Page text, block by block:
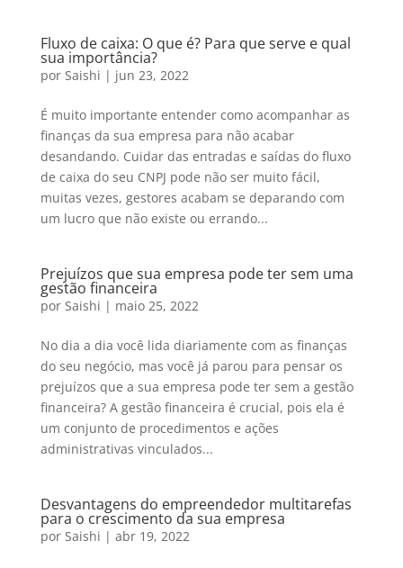
Fluxo de caixa: O que é? Para que serve e qual
sua importância?
por Saishi | jun 23, 2022
É muito importante entender como acompanhar as
finanças da sua empresa para não acabar
desandando. Cuidar das entradas e saídas do fluxo
de caixa do seu CNPJ pode não ser muito fácil,
muitas vezes, gestores acabam se deparando com
um lucro que não existe ou errando...
Prejuízos que sua empresa pode ter sem uma
gestão financeira
por Saishi | maio 25, 2022
No dia a dia você lida diariamente com as finanças
do seu negócio, mas você já parou para pensar os
prejuízos que a sua empresa pode ter sem a gestão
financeira? A gestão financeira é crucial, pois ela é
um conjunto de procedimentos e ações
administrativas vinculados...
Desvantagens do empreendedor multitarefas
para o crescimento da sua empresa
por Saishi | abr 19, 2022